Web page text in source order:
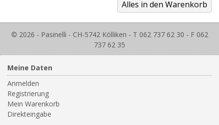
© 2026 - Pasinelli - CH-5742 Kölliken - T 062 737 62 30 - F 062
737 62 35
Meine Daten
Anmelden
Registrierung
Mein Warenkorb
Direkteingabe